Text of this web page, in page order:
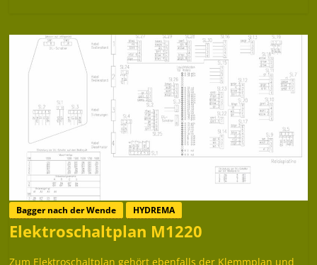
Bagger nach der Wende HYDREMA
Elektroschaltplan M1220
Zum Elektroschaltplan gehört ebenfalls der Klemmplan und